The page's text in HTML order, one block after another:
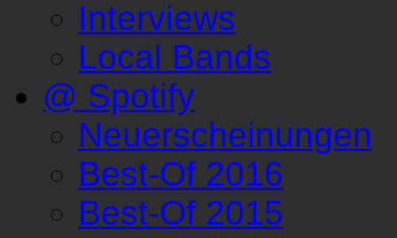
Interviews
Local Bands
@ Spotify
Neuerscheinungen
Best-Of 2016
Best-Of 2015